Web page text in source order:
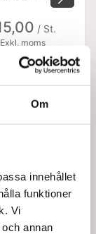
Om
innehållet
funktioner
Vi
annan
/ St.
moms
Lägg i